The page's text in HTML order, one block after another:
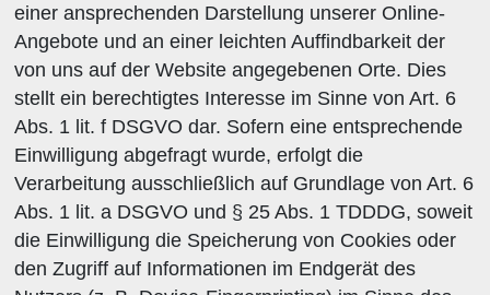
einer ansprechenden Darstellung unserer Online-
Angebote und an einer leichten Auffindbarkeit der
von uns auf der Website angegebenen Orte. Dies
stellt ein berechtigtes Interesse im Sinne von Art. 6
Abs. 1 lit. f DSGVO dar. Sofern eine entsprechende
Einwilligung abgefragt wurde, erfolgt die
Verarbeitung ausschließlich auf Grundlage von Art. 6
Abs. 1 lit. a DSGVO und § 25 Abs. 1 TDDDG, soweit
die Einwilligung die Speicherung von Cookies oder
den Zugriff auf Informationen im Endgerät des